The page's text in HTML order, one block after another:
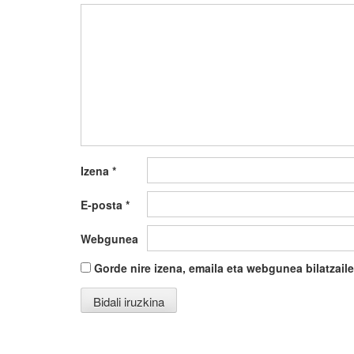
Izena *
E-posta *
Webgunea
Gorde nire izena, emaila eta webgunea